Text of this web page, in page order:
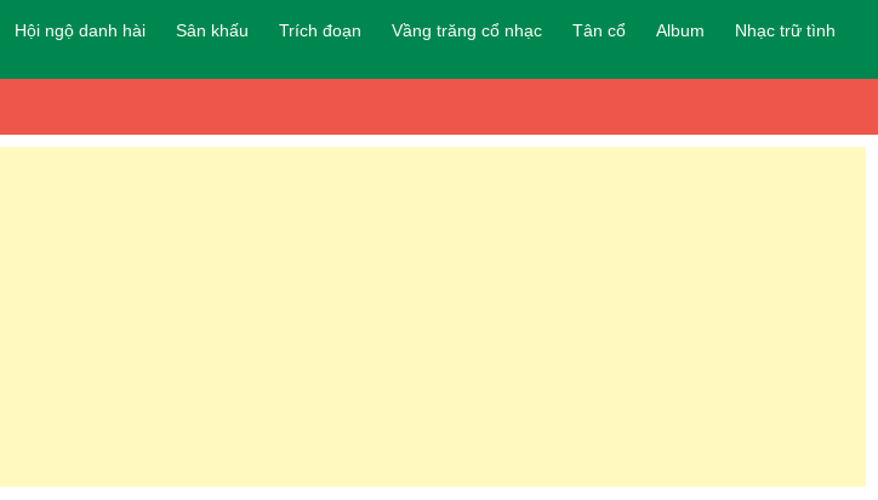
Hội ngộ danh hài Sân khấu Trích đoạn Vầng trăng cổ nhạc Tân cổ Album Nhạc trữ tình